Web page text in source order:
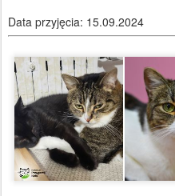
Data przyjęcia: 15.09.2024